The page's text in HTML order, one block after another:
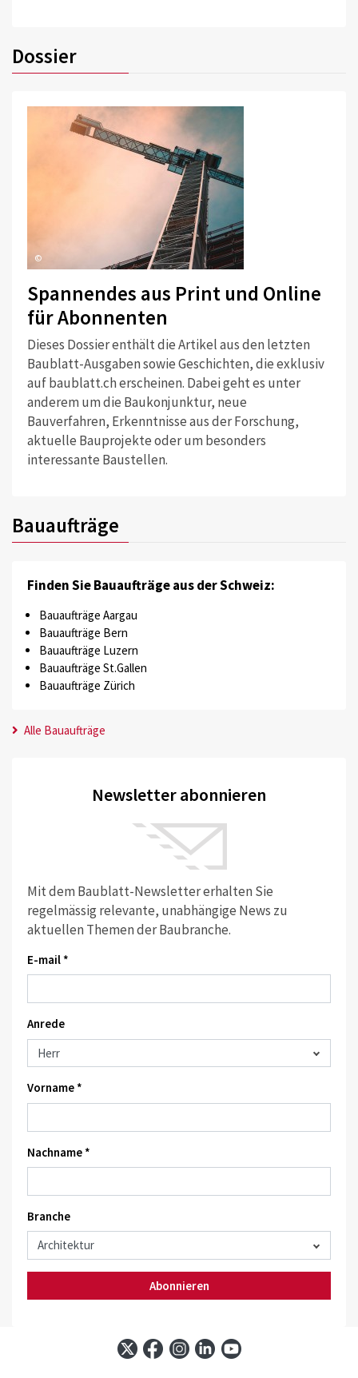
Dossier
©
Spannendes aus Print und Online
für Abonnenten
Dieses Dossier enthält die Artikel aus den letzten
Baublatt-Ausgaben sowie Geschichten, die exklusiv
auf baublatt.ch erscheinen. Dabei geht es unter
anderem um die Baukonjunktur, neue
Bauverfahren, Erkenntnisse aus der Forschung,
aktuelle Bauprojekte oder um besonders
interessante Baustellen.
Bauaufträge
Finden Sie Bauaufträge aus der Schweiz:
Bauaufträge Aargau
Bauaufträge Bern
Bauaufträge Luzern
Bauaufträge St.Gallen
Bauaufträge Zürich
Alle Bauaufträge
Newsletter abonnieren
Mit dem Baublatt-Newsletter erhalten Sie
regelmässig relevante, unabhängige News zu
aktuellen Themen der Baubranche.
E-mail *
Anrede
Vorname *
Nachname *
Branche
Abonnieren